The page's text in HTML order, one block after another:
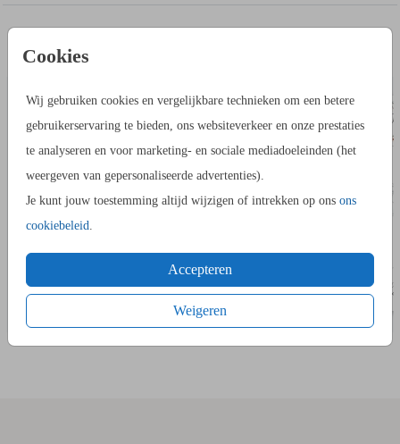
Cookies
Wij gebruiken cookies en vergelijkbare technieken om een betere
gebruikerservaring te bieden, ons websiteverkeer en onze prestaties
te analyseren en voor marketing- en sociale mediadoeleinden (het
weergeven van gepersonaliseerde advertenties).
Je kunt jouw toestemming altijd wijzigen of intrekken op ons ons
cookiebeleid
Accepteren
Weigeren
eentje voor de man.
BESTELLEN